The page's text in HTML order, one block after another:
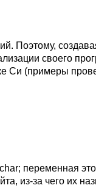
Поэтому,
своего
Си (примеры
переменная
из-за чего их